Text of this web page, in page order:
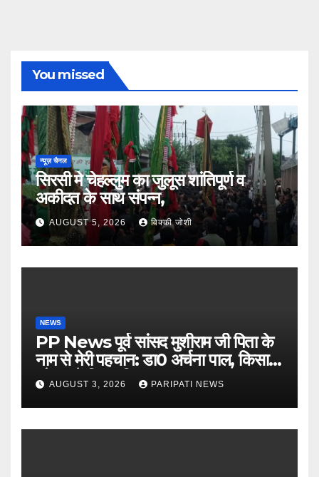
You missed
न्यूज़ चैनल
सिरसी मे चेहल्लुम का जुलूस शांतिपूर्ण व
अकीदत के साथ संपन्न,
AUGUST 5, 2026 विक्की जोशी
NEWS
PP News पूर्व सांसद मुशीराम जी पिता के
नाम से मेरी पहचान: डा0 अर्चना पाल, किसान
चौपाल में दिया परिचय
AUGUST 3, 2026 PARIPATI NEWS